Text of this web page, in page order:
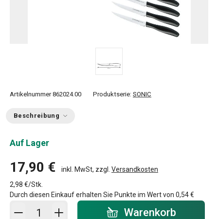
Artikelnummer 862024.00 Produktserie: SONIC
Beschreibung
Auf Lager
17,90 € inkl. MwSt, zzgl. Versandkosten
2,98 €/Stk.
Durch diesen Einkauf erhalten Sie Punkte im Wert von 0,54 €
In den Warenkorb - Menge Warenkorb